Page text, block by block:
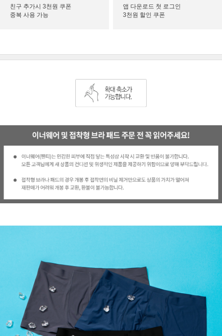
친구 추가시 3천원 쿠폰
중복 사용 가능
앱 다운로드 첫 로그인
3천원 할인 쿠폰